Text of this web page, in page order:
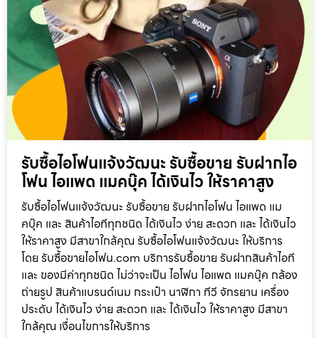
รับซื้อไอโฟนแจ้งวัฒนะ รับซื้อขาย รับฝากไอ
โฟน ไอแพด แมคบุ๊ค ได้เงินไว ให้ราคาสูง
รับซื้อไอโฟนแจ้งวัฒนะ รับซื้อขาย รับฝากไอโฟน ไอแพด แม
คบุ๊ค และ สินค้าไอทีทุกชนิด ได้เงินไว ง่าย สะดวก และ ได้เงินไว
ให้ราคาสูง มีสาขาใกล้คุณ รับซื้อไอโฟนแจ้งวัฒนะ ให้บริการ
โดย รับซื้อขายไอโฟน.com บริการรับซื้อขาย รับฝากสินค้าไอที
และ ของมีค่าทุกชนิด ไม่ว่าจะเป็น ไอโฟน ไอแพด แมคบุ๊ค กล้อง
ถ่ายรูป สินค้าแบรนด์เนม กระเป๋า นาฬิกา ทีวี จักรยาน เครื่อง
ประดับ ได้เงินไว ง่าย สะดวก และ ได้เงินไว ให้ราคาสูง มีสาขา
ใกล้คุณ เงื่อนไขการให้บริการ